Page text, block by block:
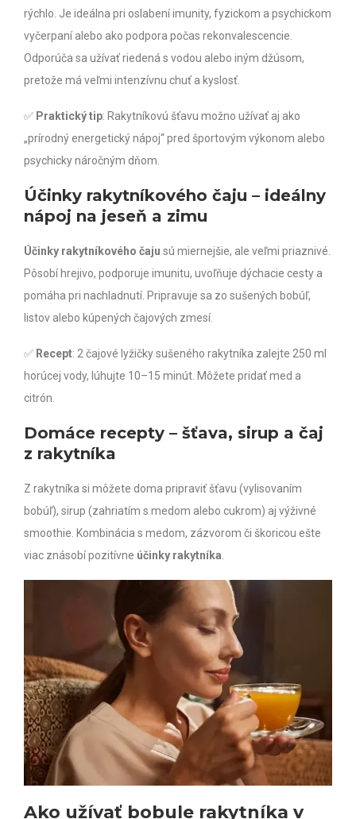
rýchlo. Je ideálna pri oslabení imunity, fyzickom a psychickom
vyčerpaní alebo ako podpora počas rekonvalescencie.
Odporúča sa užívať riedená s vodou alebo iným džúsom,
pretože má veľmi intenzívnu chuť a kyslosť.
✅ Praktický tip: Rakytníkovú šťavu možno užívať aj ako
„prírodný energetický nápoj“ pred športovým výkonom alebo
psychicky náročným dňom.
Účinky rakytníkového čaju – ideálny
nápoj na jeseň a zimu
Účinky rakytníkového čaju sú miernejšie, ale veľmi priaznivé.
Pôsobí hrejivo, podporuje imunitu, uvoľňuje dýchacie cesty a
pomáha pri nachladnutí. Pripravuje sa zo sušených bobúľ,
listov alebo kúpených čajových zmesí.
✅ Recept: 2 čajové lyžičky sušeného rakytníka zalejte 250 ml
horúcej vody, lúhujte 10–15 minút. Môžete pridať med a
citrón.
Domáce recepty – šťava, sirup a čaj
z rakytníka
Z rakytníka si môžete doma pripraviť šťavu (vylisovaním
bobúľ), sirup (zahriatím s medom alebo cukrom) aj výživné
smoothie. Kombinácia s medom, zázvorom či škoricou ešte
viac znásobí pozitívne účinky rakytníka
Ako užívať bobule rakytníka v